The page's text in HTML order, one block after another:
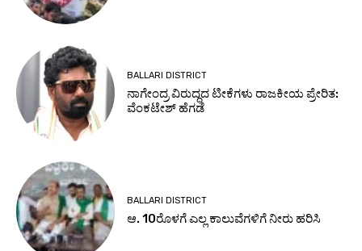
BALLARI DISTRICT
ನಾಗೇಂದ್ರ ವಿರುದ್ಧದ ಟೀಕೆಗಳು ರಾಜಕೀಯ ಪ್ರೇರಿತ:
ವೆಂಕಟೇಶ್ ಹೆಗಡೆ
BALLARI DISTRICT
ಆ. 10ರೊಳಗೆ ಎಲ್ಲ ಕಾಲುವೆಗಳಿಗೆ ನೀರು ಹರಿಸಿ